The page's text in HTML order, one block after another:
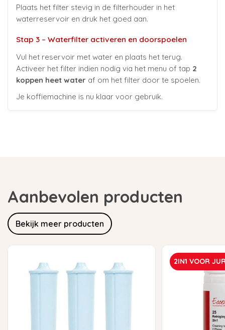
Plaats het filter stevig in de filterhouder in het
waterreservoir en druk het goed aan.
Stap 3 – Waterfilter activeren en doorspoelen
Vul het reservoir met water en plaats het terug.
Activeer het filter indien nodig via het menu of tap 2
koppen heet water af om het filter door te spoelen.
Je koffiemachine is nu klaar voor gebruik.
Aanbevolen producten
Bekijk meer producten
2IN1 VOOR